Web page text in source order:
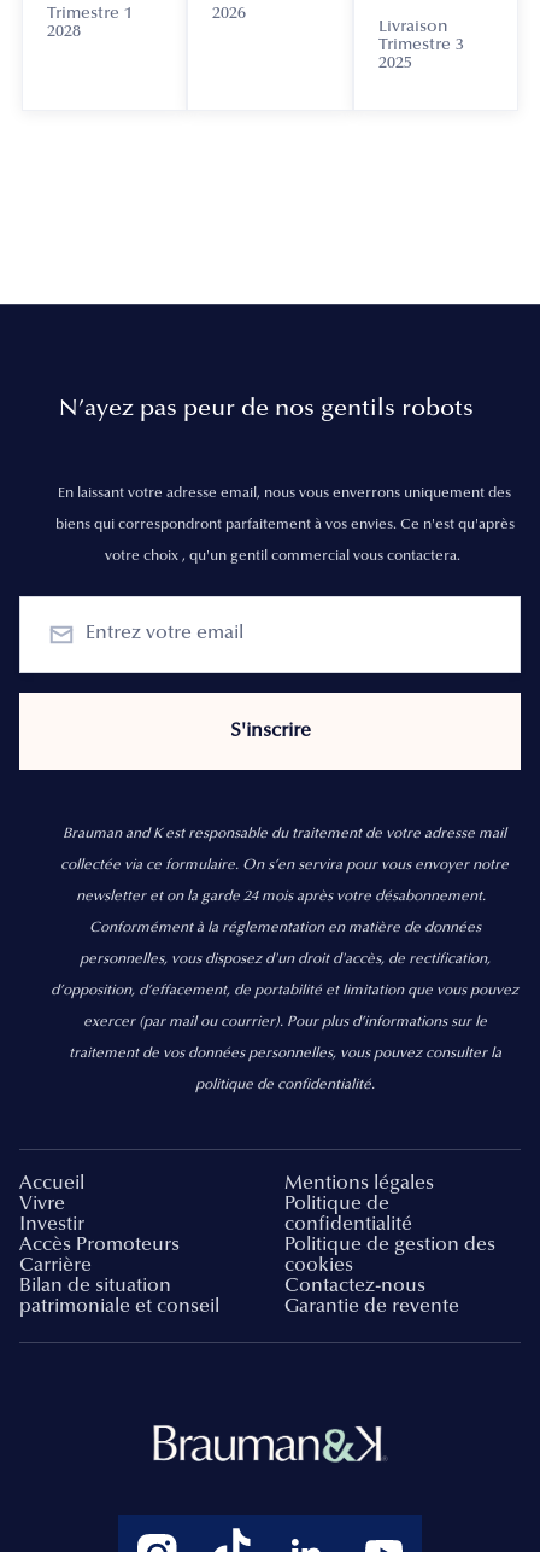
Trimestre 1
2028
2026
Livraison
Trimestre 3
2025
N’ayez pas peur de nos gentils robots
En laissant votre adresse email, nous vous enverrons uniquement des
biens qui correspondront parfaitement à vos envies. Ce n'est qu'après
votre choix , qu'un gentil commercial vous contactera.
Brauman and K est responsable du traitement de votre adresse mail
collectée via ce formulaire. On s’en servira pour vous envoyer notre
newsletter et on la garde 24 mois après votre désabonnement.
Conformément à la réglementation en matière de données
personnelles, vous disposez d'un droit d'accès, de rectification,
d’opposition, d’effacement, de portabilité et limitation que vous pouvez
exercer (par mail ou courrier). Pour plus d’informations sur le
traitement de vos données personnelles, vous pouvez consulter la
politique de confidentialité.
Accueil
Vivre
Investir
Accès Promoteurs
Carrière
Bilan de situation
patrimoniale et conseil
Mentions légales
Politique de
confidentialité
Politique de gestion des
cookies
Contactez-nous
Garantie de revente